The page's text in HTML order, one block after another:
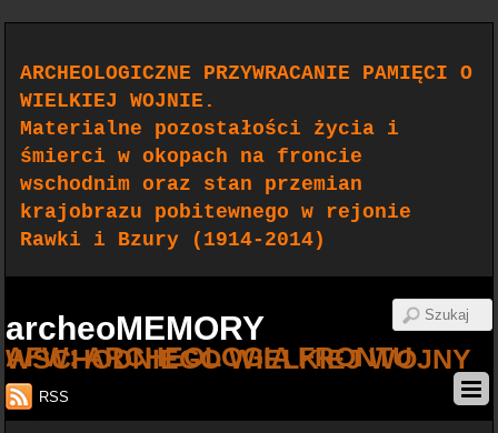
ARCHEOLOGICZNE PRZYWRACANIE PAMIĘCI O
WIELKIEJ WOJNIE.
Materialne pozostałości życia i
śmierci w okopach na froncie
wschodnim oraz stan przemian
krajobrazu pobitewnego w rejonie
Rawki i Bzury (1914-2014)
archeoMEMORY
AFW: ARCHEOLOGIA FRONTU WSCHODNIEGO WIELKIEJ WOJNY
RSS